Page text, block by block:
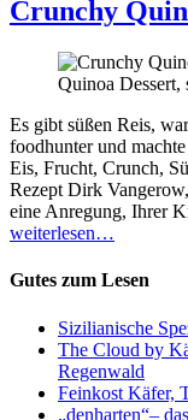
Crunchy
Quinoa Dessert,
Es gibt süßen Reis,
foodhunter und
Eis, Frucht, Crunch,
Rezept Dirk
eine Anregung, Ihrer
weiterlesen…
Gutes zum Lesen
Sizilianische
The Cloud by
Regenwald
Feinkost Käfer,
„denharten“–